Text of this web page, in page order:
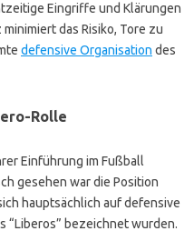
Eingriffe und Klärungen
das Risiko, Tore zu
defensive Organisation des
Rolle
Einführung im Fußball
gesehen war die Position
hauptsächlich auf defensive
bezeichnet wurden.